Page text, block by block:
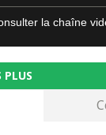
la chaîne
PLUS